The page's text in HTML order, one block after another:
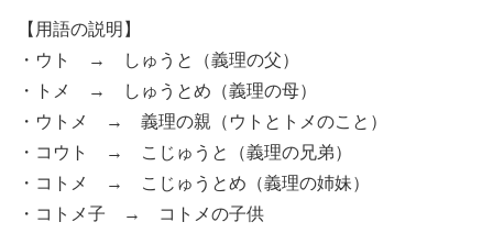
【用語の説明】
・ウト → しゅうと（義理の父）
・トメ → しゅうとめ（義理の母）
・ウトメ → 義理の親（ウトとトメのこと）
・コウト → こじゅうと（義理の兄弟）
・コトメ → こじゅうとめ（義理の姉妹）
・コトメ子 → コトメの子供